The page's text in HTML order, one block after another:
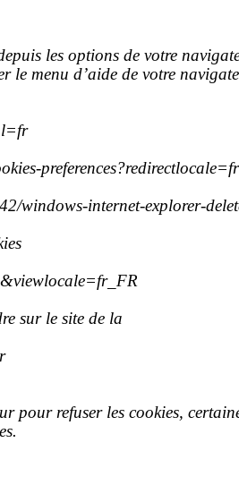
les options de votre
menu d’aide de votre
windows-internet-explorer-
sur le site de la
refuser les cookies,